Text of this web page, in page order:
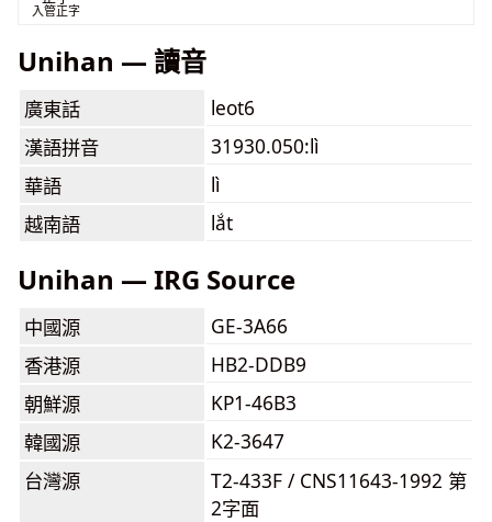
入管正字
Unihan — 讀音
廣東話
leot6
漢語拼音
31930.050:lì
華語
lì
越南語
lắt
Unihan — IRG Source
中國源
GE-3A66
香港源
HB2-DDB9
朝鮮源
KP1-46B3
韓國源
K2-3647
台灣源
T2-433F / CNS11643-1992 第
2字面